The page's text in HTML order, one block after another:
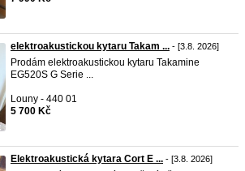
elektroakustickou kytaru Takam ... - [3.8. 2026]
Prodám elektroakustickou kytaru Takamine
EG520S G Serie ...
Louny - 440 01
5 700 Kč
Elektroakustická kytara Cort E ... - [3.8. 2026]